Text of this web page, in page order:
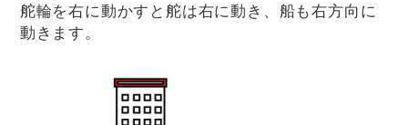
舵輪を右に動かすと舵は右に動き、船も右方向に
動きます。